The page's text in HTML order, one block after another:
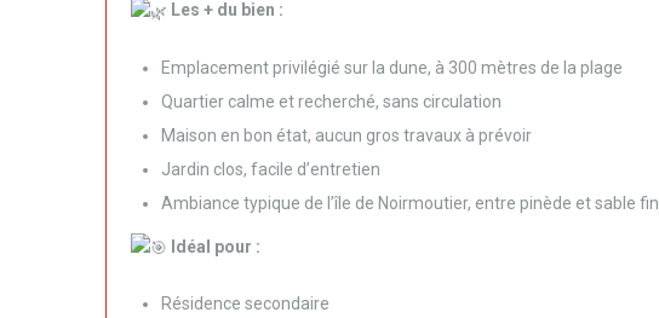
Les + du bien :
Emplacement privilégié sur la dune, à 300 mètres de la plage
Quartier calme et recherché, sans circulation
Maison en bon état, aucun gros travaux à prévoir
Jardin clos, facile d’entretien
Ambiance typique de l’île de Noirmoutier, entre pinède et sable fin
Idéal pour :
Résidence secondaire